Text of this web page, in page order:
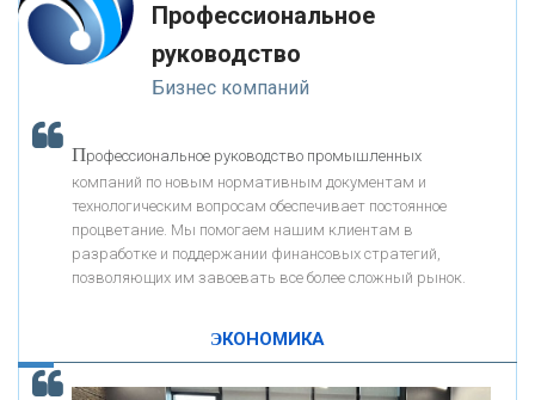
«ПРЕСС-СЛУЖБА ВТБ24»
«АВТОГРАДБАНК»
«ПРОМРЕГИОНБАНК»
ОНАС
Как Система быстрых платежей за пять лет
изменила финансовый рынок - «Интервью»
-- Люблю давать советы и очень не люблю, когда их дают мне.
Профессиональное
руководство
Бизнес компаний
Профессиональное руководство промышленных
компаний по новым нормативным документам и
технологическим вопросам обеспечивает постоянное
процветание. Мы помогаем нашим клиентам в
разработке и поддержании финансовых стратегий,
позволяющих им завоевать все более сложный рынок.
ЭКОНОМИКА